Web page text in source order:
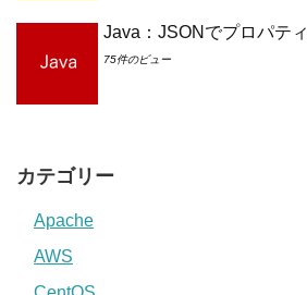
Java：JSONでプロパテ
75件のビュー
カテゴリー
Apache
AWS